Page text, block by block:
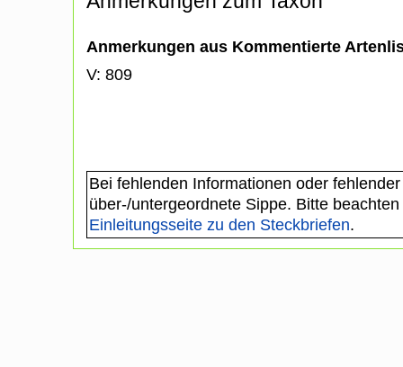
Anmerkungen aus Kommentierte
V: 809
Bei fehlenden Informationen oder
über-/untergeordnete Sippe. Bitte
Einleitungsseite zu den Steckbriefen.